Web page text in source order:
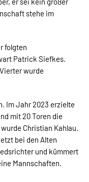
stehe im
folgten
Patrick Siefkes.
wurde
Im Jahr 2023 erzielte
mit 20 Toren die
Christian Kahlau.
bei den Alten
und kümmert
Mannschaften.